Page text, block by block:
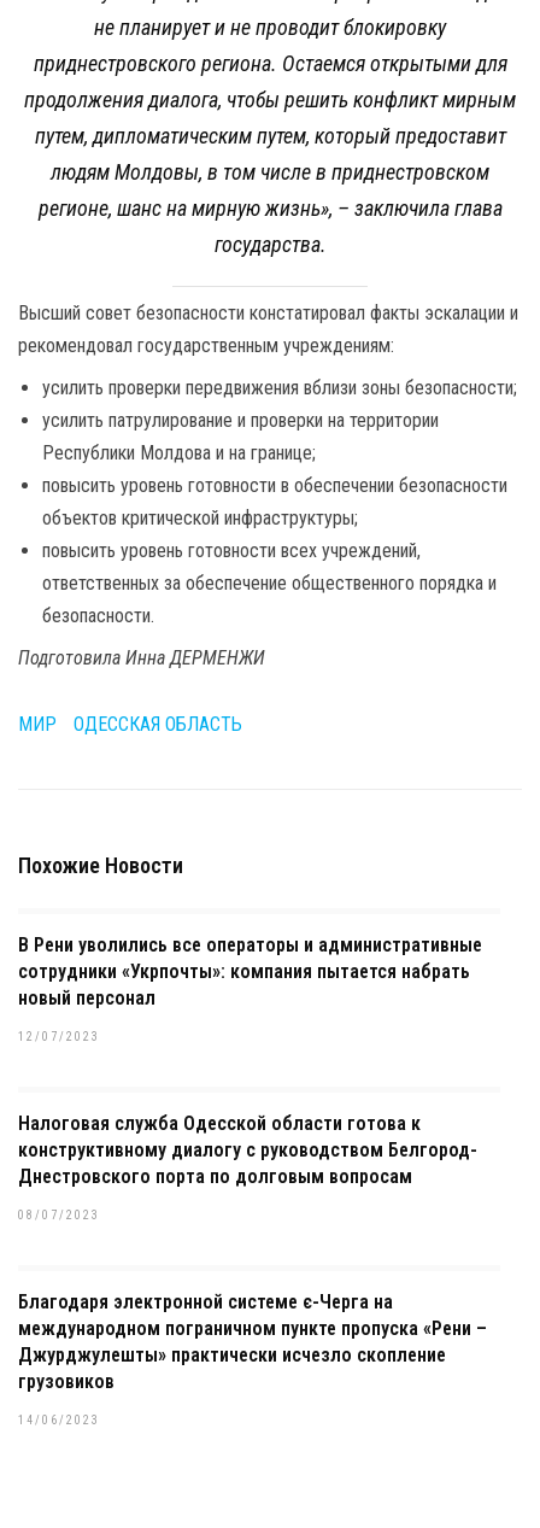
не планирует и не проводит блокировку
приднестровского региона. Остаемся открытыми для
продолжения диалога, чтобы решить конфликт мирным
путем, дипломатическим путем, который предоставит
людям Молдовы, в том числе в приднестровском
регионе, шанс на мирную жизнь», – заключила глава
государства.
Высший совет безопасности констатировал факты эскалации и
рекомендовал государственным учреждениям:
усилить проверки передвижения вблизи зоны безопасности;
усилить патрулирование и проверки на территории
Республики Молдова и на границе;
повысить уровень готовности в обеспечении безопасности
объектов критической инфраструктуры;
повысить уровень готовности всех учреждений,
ответственных за обеспечение общественного порядка и
безопасности.
Подготовила Инна ДЕРМЕНЖИ
МИР ОДЕССКАЯ ОБЛАСТЬ
Похожие Новости
В Рени уволились все операторы и административные
сотрудники «Укрпочты»: компания пытается набрать
новый персонал
12/07/2023
Налоговая служба Одесской области готова к
конструктивному диалогу с руководством Белгород-
Днестровского порта по долговым вопросам
08/07/2023
Благодаря электронной системе є-Черга на
международном пограничном пункте пропуска «Рени –
Джурджулешты» практически исчезло скопление
грузовиков
14/06/2023